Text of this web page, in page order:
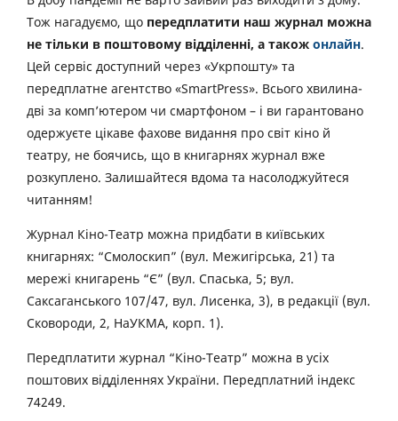
Тож нагадуємо, що передплатити наш журнал можна
не тільки в поштовому відділенні, а також онлайн.
Цей сервіс доступний через «Укрпошту» та
передплатне агентство «SmartPress». Всього хвилина-
дві за комп’ютером чи смартфоном – і ви гарантовано
одержуєте цікаве фахове видання про світ кіно й
театру, не боячись, що в книгарнях журнал вже
розкуплено. Залишайтеся вдома та насолоджуйтеся
читанням!
Журнал Кіно-Театр можна придбати в київських
книгарнях: “Смолоскип” (вул. Межигірська, 21) та
мережі книгарень “Є” (вул. Спаська, 5; вул.
Саксаганського 107/47, вул. Лисенка, 3), в редакції (вул.
Сковороди, 2, НаУКМА, корп. 1).
Передплатити журнал “Кіно-Театр” можна в усіх
поштових відділеннях України. Передплатний індекс
74249.